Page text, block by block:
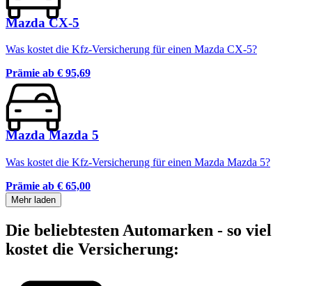
Mazda CX-5
Was kostet die Kfz-Versicherung für einen Mazda CX-5?
Prämie ab € 95,69
Mazda Mazda 5
Was kostet die Kfz-Versicherung für einen Mazda Mazda 5?
Prämie ab € 65,00
Mehr laden
Die beliebtesten Automarken - so viel
kostet die Versicherung: